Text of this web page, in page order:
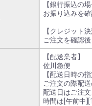
【銀行振込の場
お振り込みを
【クレジット
ご注文を確認
【配送業者】
佐川急便
【配送日時の指
ご注文の際配
配送日はご注文
時間は[午前中